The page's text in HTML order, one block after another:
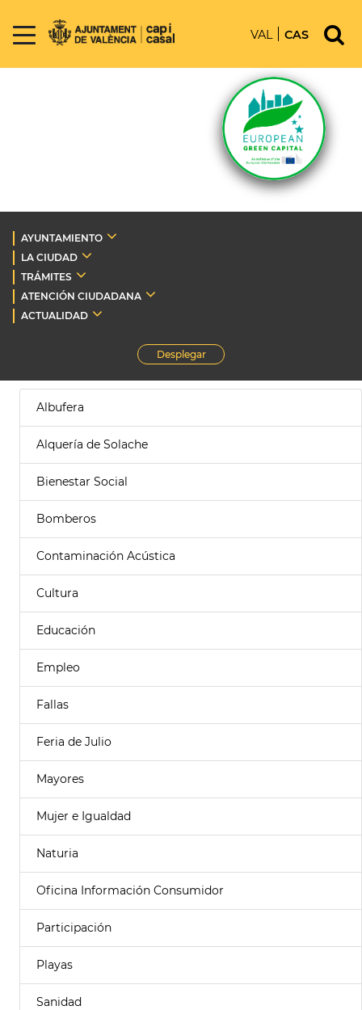
VAL CAS
AYUNTAMIENTO
LA CIUDAD
TRÁMITES
ATENCIÓN CIUDADANA
ACTUALIDAD
Desplegar
Albufera
Alquería de Solache
Bienestar Social
Bomberos
Contaminación Acústica
Cultura
Educación
Empleo
Fallas
Feria de Julio
Mayores
Mujer e Igualdad
Naturia
Oficina Información Consumidor
Participación
Playas
Sanidad